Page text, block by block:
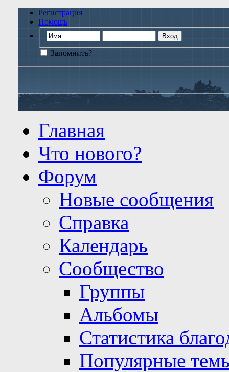
Регистрация
Помощь
Запомнить?
Главная
Что нового?
Форум
Новые сообщения
Справка
Календарь
Сообщество
Группы
Альбомы
Статистика
Популярные